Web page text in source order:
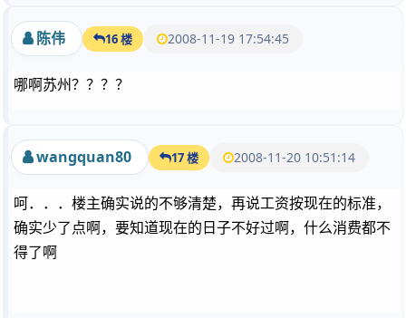
陈伟 16 楼 2008-11-19 17:54:45
哪啊苏州？？？？
wangquan80 17 楼 2008-11-20 10:51:14
呵．．．楼主确实说的不够清楚，再说工资按现在的标准，
确实少了点啊，要知道现在的日子不好过啊，什么消费都不
得了啊